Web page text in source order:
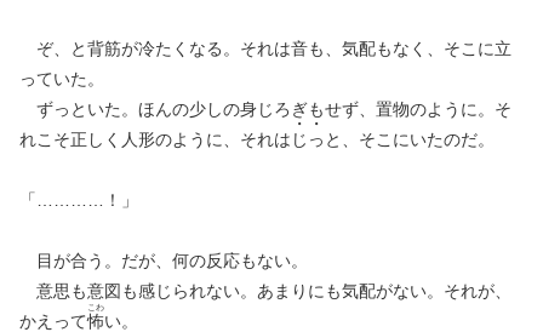
ぞ、と背筋が冷たくなる。それは音も、気配もなく、そこに立
っていた。
ずっといた。ほんの少しの身じろぎもせず、置物のように。そ
れこそ正しく人形のように、それは じ っ と、そこにいたのだ。
「…………！」
目が合う。だが、何の反応もない。
意思も意図も感じられない。あまりにも気配がない。それが、
かえって怖
こわ
い。